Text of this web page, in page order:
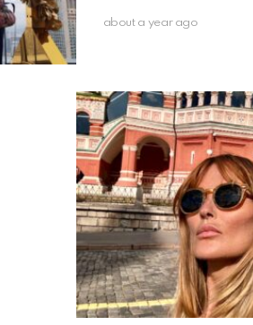
about a year ago